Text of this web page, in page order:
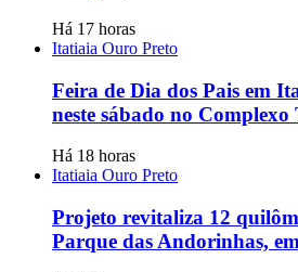
Há 17 horas
Itatiaia Ouro Preto
Feira de Dia dos Pais em
neste sábado no
Há 18 horas
Itatiaia Ouro Preto
Projeto revitaliza 12
Parque das Andorinhas,